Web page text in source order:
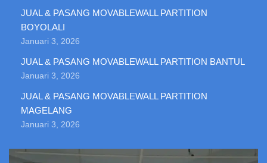
JUAL & PASANG MOVABLEWALL PARTITION
BOYOLALI
Januari 3, 2026
JUAL & PASANG MOVABLEWALL PARTITION BANTUL
Januari 3, 2026
JUAL & PASANG MOVABLEWALL PARTITION
MAGELANG
Januari 3, 2026